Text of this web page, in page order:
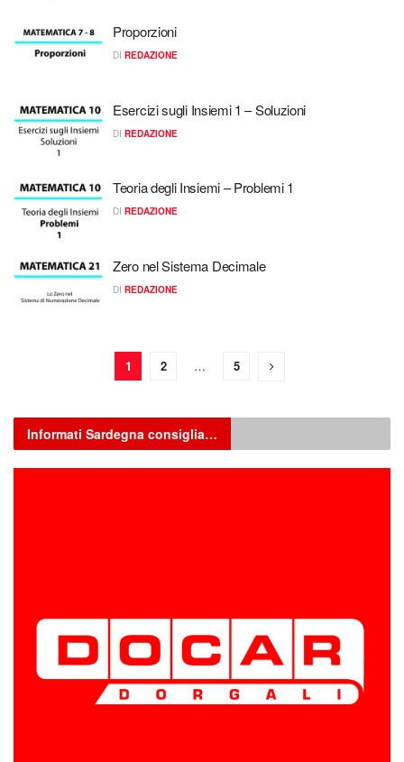
Proporzioni
DI REDAZIONE
Esercizi sugli Insiemi 1 – Soluzioni
DI REDAZIONE
Teoria degli Insiemi – Problemi 1
DI REDAZIONE
Zero nel Sistema Decimale
DI REDAZIONE
1 2 … 5
Informati Sardegna consiglia…